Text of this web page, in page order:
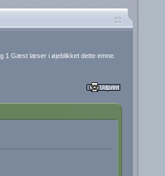
1 Gæst læser i øjeblikket dette emne.